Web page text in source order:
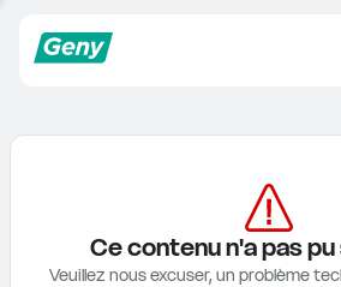
Ce contenu n'a pas
Veuillez nous excuser, un problème